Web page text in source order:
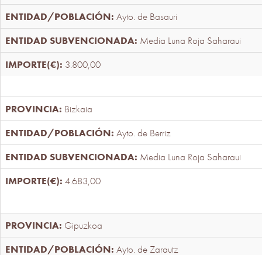
Ayto. de Basauri
Media Luna Roja Saharaui
3.800,00
Bizkaia
Ayto. de Berriz
Media Luna Roja Saharaui
4.683,00
Gipuzkoa
Ayto. de Zarautz